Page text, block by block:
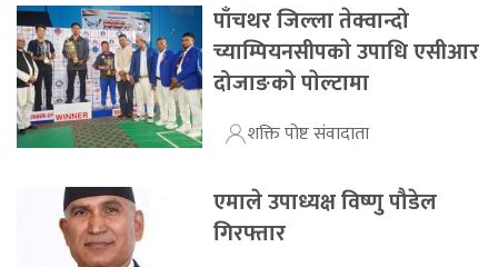
पाँचथर जिल्ला तेक्वान्दो
च्याम्पियनसीपकाे उपाधि एसीआर
दोजाङकाे पाेल्टामा
शक्ति पोष्ट संवादाता
एमाले उपाध्यक्ष विष्णु पौडेल
गिरफ्तार